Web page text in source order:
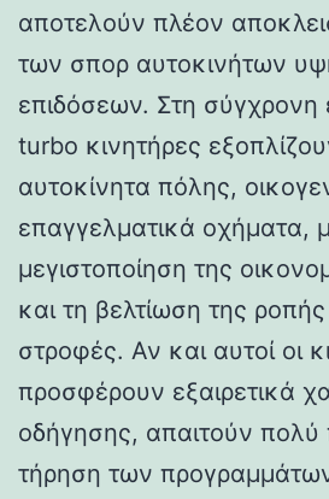
αποτελούν πλέον
των σπορ αυτοκινήτων
επιδόσεων. Στη σύγχρονη
turbo κινητήρες
αυτοκίνητα πόλης,
επαγγελματικά οχήματα,
μεγιστοποίηση της
και τη βελτίωση της
στροφές. Αν και αυτοί οι
προσφέρουν εξαιρετικά
οδήγησης, απαιτούν πολύ
τήρηση των